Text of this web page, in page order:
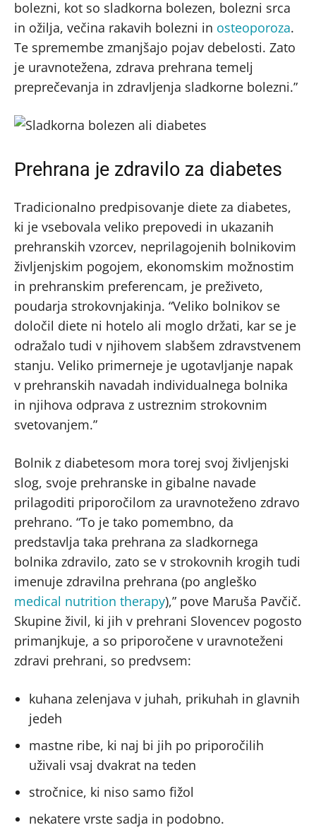
bolezni, kot so sladkorna bolezen, bolezni srca
in ožilja, večina rakavih bolezni in osteoporoza.
Te spremembe zmanjšajo pojav debelosti. Zato
je uravnotežena, zdrava prehrana temelj
preprečevanja in zdravljenja sladkorne bolezni.”
Prehrana je zdravilo za diabetes
Tradicionalno predpisovanje diete za diabetes,
ki je vsebovala veliko prepovedi in ukazanih
prehranskih vzorcev, neprilagojenih bolnikovim
življenjskim pogojem, ekonomskim možnostim
in prehranskim preferencam, je preživeto,
poudarja strokovnjakinja. “Veliko bolnikov se
določil diete ni hotelo ali moglo držati, kar se je
odražalo tudi v njihovem slabšem zdravstvenem
stanju. Veliko primerneje je ugotavljanje napak
v prehranskih navadah individualnega bolnika
in njihova odprava z ustreznim strokovnim
svetovanjem.”
Bolnik z diabetesom mora torej svoj življenjski
slog, svoje prehranske in gibalne navade
prilagoditi priporočilom za uravnoteženo zdravo
prehrano. “To je tako pomembno, da
predstavlja taka prehrana za sladkornega
bolnika zdravilo, zato se v strokovnih krogih tudi
imenuje zdravilna prehrana (po angleško
medical nutrition therapy),” pove Maruša Pavčič.
Skupine živil, ki jih v prehrani Slovencev pogosto
primanjkuje, a so priporočene v uravnoteženi
zdravi prehrani, so predvsem:
kuhana zelenjava v juhah, prikuhah in glavnih
jedeh
mastne ribe, ki naj bi jih po priporočilih
uživali vsaj dvakrat na teden
stročnice, ki niso samo fižol
nekatere vrste sadja in podobno.